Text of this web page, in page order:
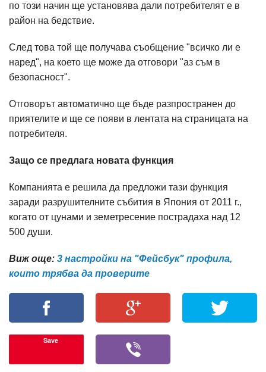
по този начин ще установява дали потребителят е в
район на бедствие.
След това той ще получава съобщение "всичко ли е
наред", на което ще може да отговори "аз съм в
безопасност".
Отговорът автоматично ще бъде разпространен до
приятелите и ще се появи в лентата на страницата на
потребителя.
Защо се предлага новата функция
Компанията е решила да предложи тази функция
заради разрушителните събития в Япония от 2011 г.,
когато от цунами и земетресение пострадаха над 12
500 души.
Виж още: 3 настройки на "Фейсбук" профила,
които трябва да проверите
Save